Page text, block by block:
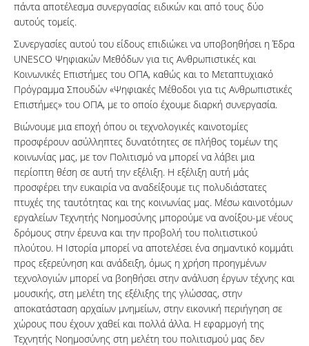
πάντα αποτέλεσμα συνεργασίας ειδικών και από τους δύο
αυτούς τομείς.
Συνεργασίες αυτού του είδους επιδιώκει να υποβοηθήσει η Έδρα
UNESCO Ψηφιακών Μεθόδων για τις Ανθρωπιστικές και
Κοινωνικές Επιστήμες του ΟΠΑ, καθώς και το Μεταπτυχιακό
Πρόγραμμα Σπουδών «Ψηφιακές Μέθοδοι για τις Ανθρωπιστικές
Επιστήμες» του ΟΠΑ, με το οποίο έχουμε διαρκή συνεργασία.
Βιώνουμε μια εποχή όπου οι τεχνολογικές καινοτομίες
προσφέρουν ασύλληπτες δυνατότητες σε πλήθος τομέων της
κοινωνίας μας, με τον Πολιτισμό να μπορεί να λάβει μια
περίοπτη θέση σε αυτή την εξέλιξη. Η εξέλιξη αυτή μάς
προσφέρει την ευκαιρία να αναδείξουμε τις πολυδιάστατες
πτυχές της ταυτότητας και της κοινωνίας μας. Μέσω καινοτόμων
εργαλείων Τεχνητής Νοημοσύνης μπορούμε να ανοίξου-με νέους
δρόμους στην έρευνα και την προβολή του πολιτιστικού
πλούτου. Η Ιστορία μπορεί να αποτελέσει ένα σημαντικό κομμάτι
προς εξερεύνηση και ανάδειξη, όμως η χρήση προηγμένων
τεχνολογιών μπορεί να βοηθήσει στην ανάλυση έργων τέχνης και
μουσικής, στη μελέτη της εξέλιξης της γλώσσας, στην
αποκατάσταση αρχαίων μνημείων, στην εικονική περιήγηση σε
χώρους που έχουν χαθεί και πολλά άλλα. Η εφαρμογή της
Τεχνητής Νοημοσύνης στη μελέτη του πολιτισμού μας δεν